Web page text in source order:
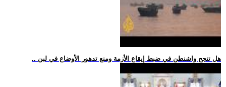
.. هل تنجح واشنطن في ضبط إيقاع الأزمة ومنع تدهور الأوضاع في لبن